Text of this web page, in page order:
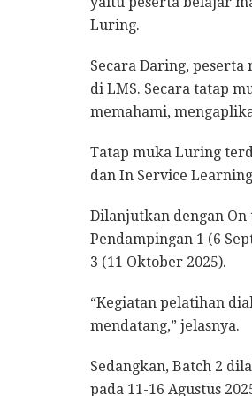
Luring.
Secara Daring,
di LMS. Secara tatap
memahami,
Tatap muka Luring
dan In Service
Dilanjutkan dengan On
Pendampingan 1 (6
3 (11 Oktober 2025).
“Kegiatan pelatihan
mendatang,” jelasnya.
Sedangkan, Batch 2
pada 11-16 Agustus